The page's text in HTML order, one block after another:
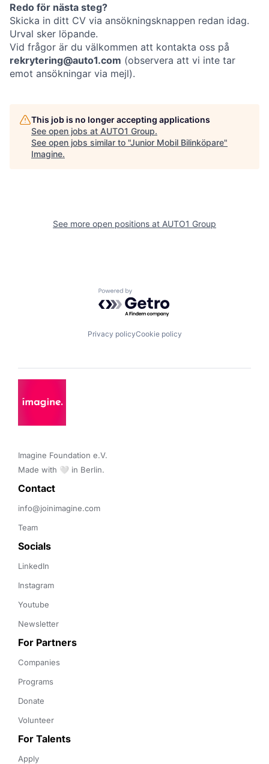
Redo för nästa steg?
Skicka in ditt CV via ansökningsknappen redan idag.
Urval sker löpande.
Vid frågor är du välkommen att kontakta oss på
rekrytering@auto1.com (observera att vi inte tar
emot ansökningar via mejl).
This job is no longer accepting applications
See open jobs at AUTO1 Group.
See open jobs similar to "Junior Mobil Bilinköpare"
Imagine.
See more open positions at AUTO1 Group
Powered by Getro.com
Privacy policyCookie policy
Imagine Foundation e.V.
Made with 🤍 in Berlin.
Contact
info@joinimagine.com
Team
Socials
LinkedIn
Instagram
Youtube
Newsletter
For Partners
Companies
Programs
Donate
Volunteer
For Talents
Apply